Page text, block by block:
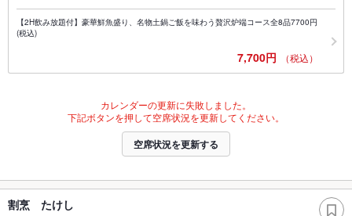
【2H飲み放題付】豪華鮮魚盛り、名物土鍋ご飯を味わう贅沢炉端コース全8品7700円
(税込)
7,700円 （税込）
カレンダーの更新に失敗しました。
下記ボタンを押して空席状況を更新してください。
空席状況を更新する
割烹 たけし